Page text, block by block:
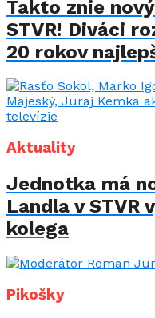
Takto znie
STVR! Diváci
20 rokov
Aktuality
Jednotka má
Landla v STVR
kolega
Pikošky